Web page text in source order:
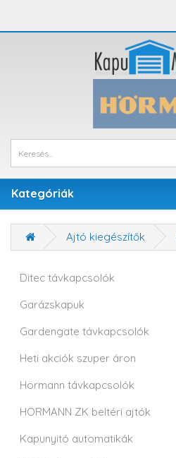
Kategóriák
Ajtó kiegészítők
Ditec távkapcsolók
Garázskapuk
Gardengate távkapcsolók
Heti akciók szuper áron
Hörmann távkapcsolók
HÖRMANN ZK beltéri ajtók
Kapunyitó automatikák